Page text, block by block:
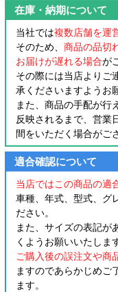
在庫・納期について
当社では複数店舗を運
そのため、 商品の品切
お届けが遅れる場合が
その際には当店よりご
承くださいますようお
また、商品の手配が行
反映されるまで、営業
間をいただく場合がご
適合確認について
当店ではこの商品の適
車種、年式、型式、グ
ださい。
また、サイズの表記が
くようお願いいたします
ご購入後の誤注文や商
ますのであらかじめご
ます。